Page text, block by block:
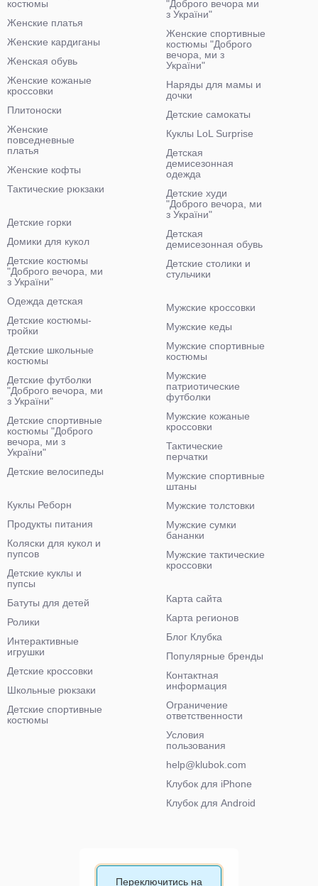
костюмы
Женские платья
Женские кардиганы
Женская обувь
Женские кожаные
кроссовки
Плитоноски
Женские
повседневные
платья
Женские кофты
Тактические рюкзаки
"Доброго вечора ми
з України"
Женские спортивные
костюмы "Доброго
вечора, ми з
України"
Наряды для мамы и
дочки
Детские самокаты
Куклы LoL Surprise
Детская
демисезонная
одежда
Детские худи
"Доброго вечора, ми
з України"
Детская
демисезонная обувь
Детские столики и
стульчики
Детские горки
Домики для кукол
Детские костюмы
"Доброго вечора, ми
з України"
Одежда детская
Детские костюмы-
тройки
Детские школьные
костюмы
Детские футболки
"Доброго вечора, ми
з України"
Детские спортивные
костюмы "Доброго
вечора, ми з
України"
Детские велосипеды
Мужские кроссовки
Мужские кеды
Мужские спортивные
костюмы
Мужские
патриотические
футболки
Мужские кожаные
кроссовки
Тактические
перчатки
Мужские спортивные
штаны
Мужские толстовки
Мужские сумки
бананки
Мужские тактические
кроссовки
Куклы Реборн
Продукты питания
Коляски для кукол и
пупсов
Детские куклы и
пупсы
Батуты для детей
Ролики
Интерактивные
игрушки
Детские кроссовки
Школьные рюкзаки
Детские спортивные
костюмы
Карта сайта
Карта регионов
Блог Клубка
Популярные бренды
Контактная
информация
Ограничение
ответственности
Условия
пользования
help@klubok.com
Клубок для iPhone
Клубок для Android
Переключитись на